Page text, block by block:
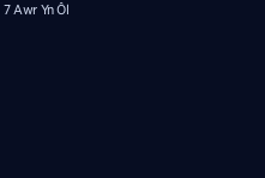
7 Awr Yn Ôl